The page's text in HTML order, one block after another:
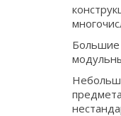
Большие